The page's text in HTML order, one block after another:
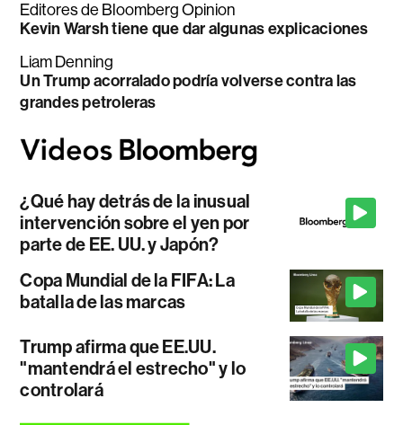
Editores de Bloomberg Opinion
Kevin Warsh tiene que dar algunas explicaciones
Liam Denning
Un Trump acorralado podría volverse contra las
grandes petroleras
¿Qué hay detrás de la inusual
intervención sobre el yen por
parte de EE. UU. y Japón?
Copa Mundial de la FIFA: La
batalla de las marcas
Trump afirma que EE.UU.
"mantendrá el estrecho" y lo
controlará